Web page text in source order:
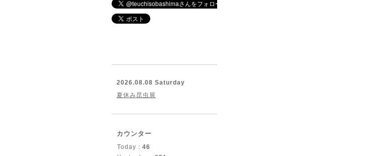
2026.08.08 Saturday
夏休み昆虫展
カウンター
Today : 46